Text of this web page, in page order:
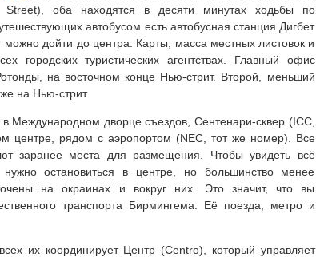
оба находятся в десяти минутах ходьбы по
автобусом есть автобусная станция Дигбет
дойти до центра. Карты, масса местных листовок и
городских туристических агентствах. Главный офис
на восточном конце Нью-стрит. Второй, меньший
на Нью-стрит.
в Международном дворце съездов, Сентенари-сквер (ICC,
центре, рядом с аэропортом (NEC, тот же номер). Все
заранее места для размещения. Чтобы увидеть всё
остановиться в центре, но большинство менее
на окраинах и вокруг них. Это значит, что вы
транспорта Бирмингема. Её поезда, метро и
их координирует Центр (Centro), который управляет